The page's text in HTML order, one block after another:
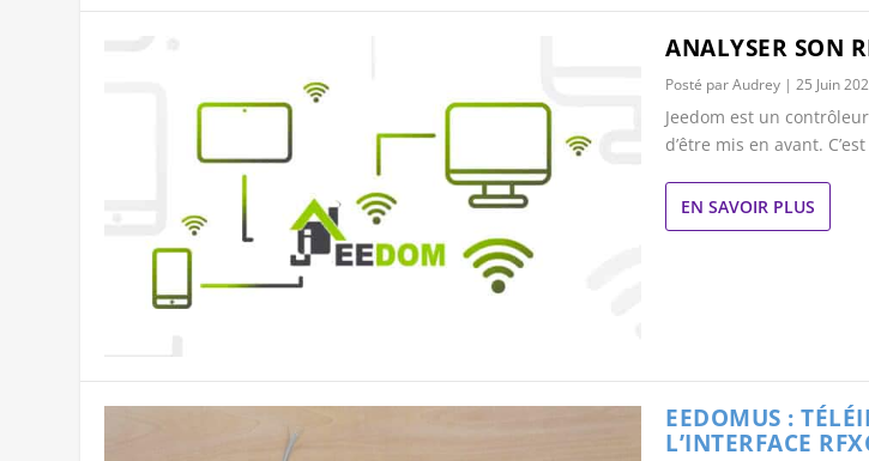
ANALYSER SON
Posté parAudrey |25 Juin
Jeedom est un
d’être mis en avant.
EN SAVOIR PLUS
EEDOMUS :
L’INTERFACE